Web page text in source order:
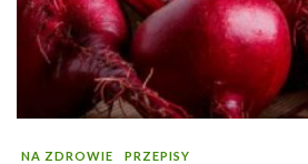
NA ZDROWIE PRZEPISY